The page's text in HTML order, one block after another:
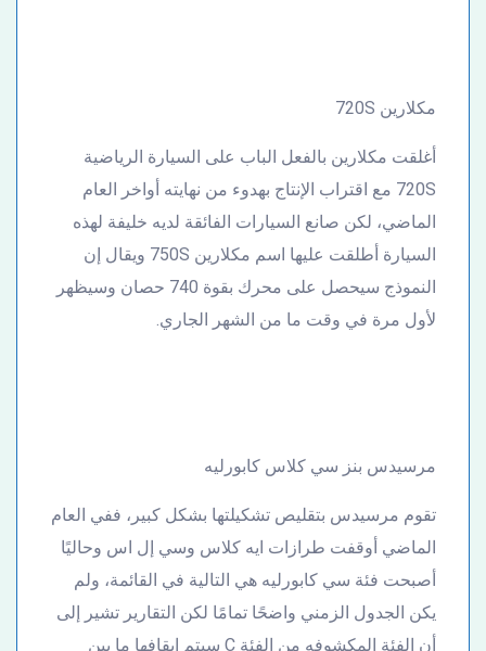
مكلارين 720S
أغلقت مكلارين بالفعل الباب على السيارة الرياضية
720S مع اقتراب الإنتاج بهدوء من نهايته أواخر العام
الماضي، لكن صانع السيارات الفائقة لديه خليفة لهذه
السيارة أطلقت عليها اسم مكلارين 750S ويقال إن
النموذج سيحصل على محرك بقوة 740 حصان وسيظهر
لأول مرة في وقت ما من الشهر الجاري.
مرسيدس بنز سي كلاس كابورليه
تقوم مرسيدس بتقليص تشكيلتها بشكل كبير، ففي العام
الماضي أوقفت طرازات ايه كلاس وسي إل اس وحاليًا
أصبحت فئة سي كابورليه هي التالية في القائمة، ولم
يكن الجدول الزمني واضحًا تمامًا لكن التقارير تشير إلى
أن الفئة المكشوفه من الفئة C سيتم إيقافها ما بين